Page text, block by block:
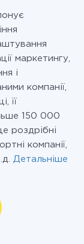
маркетингу,
і
компанії,
її
150 000
роздрібні
компанії,
Детальніше